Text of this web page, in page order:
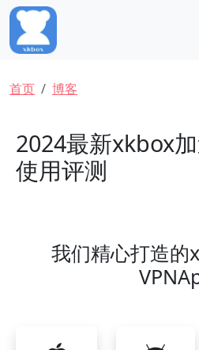
跳转到主要内容
面包屑
首页 博客
2024最新xkbox
使用评测
我们精心打造的